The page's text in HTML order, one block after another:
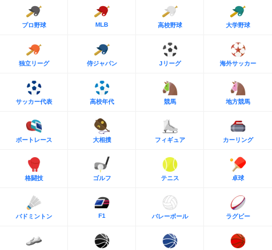
プロ野球 MLB 高校野球 大学野球
独立リーグ 侍ジャパン Jリーグ 海外サッカー
サッカー代表 高校年代 競馬 地方競馬
ボートレース 大相撲 フィギュア カーリング
格闘技 ゴルフ テニス 卓球
バドミントン F1 バレーボール ラグビー